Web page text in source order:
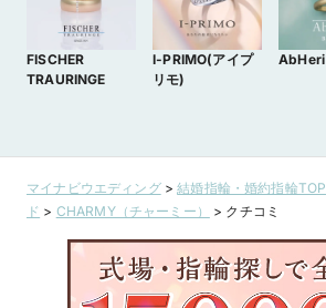
FISCHER
TRAURINGE
I-PRIMO(アイプ
リモ)
AbHeri
マイナビウエディング>結婚指輪・婚約指輪TOP
ド > CHARMY（チャーミー） > クチコミ